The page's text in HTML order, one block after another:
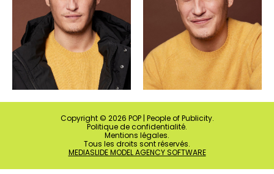
Copyright © 2026 POP | People of Publicity.
Politique de confidentialité.
Mentions légales.
Tous les droits sont réservés.
MEDIASLIDE MODEL AGENCY SOFTWARE